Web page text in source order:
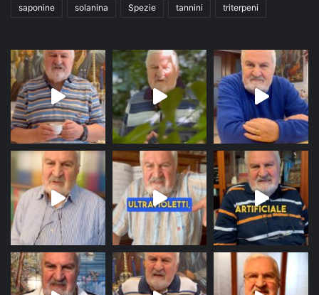
saponine solanina Spezie tannini triterpeni